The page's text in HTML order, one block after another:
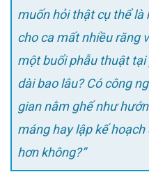
muốn hỏi thật cụ thể là
cho ca mất nhiều răng
một buổi phẫu thuật
dài bao lâu? Có công
gian nằm ghế như
máng hay lập kế
hơn không?”